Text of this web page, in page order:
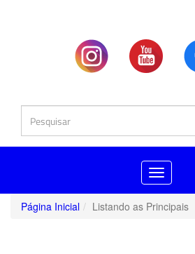
Toggle
navigation
Página Inicial
Listando as Principais